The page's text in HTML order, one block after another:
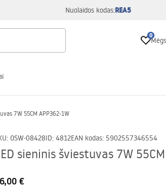
Nuolaidos kodas:REA5
0
7W 55CM APP362-1W
: OSW-08428ID: 4812EAN kodas: 5902557346554
sieninis šviestuvas 7W
€